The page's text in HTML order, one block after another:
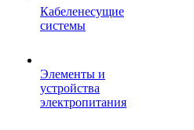
Кабеленесущие
системы
Элементы и
устройства
электропитания